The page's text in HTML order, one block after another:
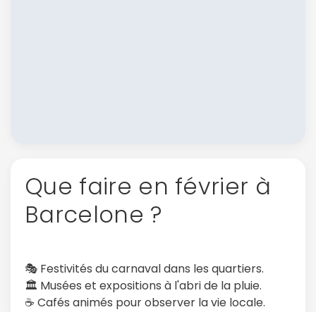
Que faire en février à
Barcelone ?
🎭 Festivités du carnaval dans les quartiers.
🏛️ Musées et expositions à l'abri de la pluie.
☕ Cafés animés pour observer la vie locale.